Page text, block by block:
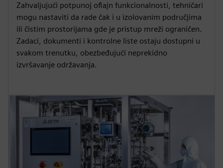
Zahvaljujući potpunoj oflajn funkcionalnosti, tehničari
mogu nastaviti da rade čak i u izolovanim područjima
ili čistim prostorijama gde je pristup mreži ograničen.
Zadaci, dokumenti i kontrolne liste ostaju dostupni u
svakom trenutku, obezbeđujući neprekidno
izvršavanje održavanja.